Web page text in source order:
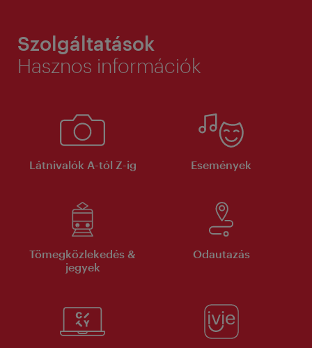
Szolgáltatások
Hasznos információk
Látnivalók A-tól Z-ig Események
Tömegközlekedés &
jegyek
Odautazás